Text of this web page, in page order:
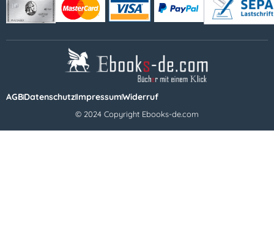
AGBDatenschutzImpressumWiderruf
© 2024 Copyright Ebooks-de.com